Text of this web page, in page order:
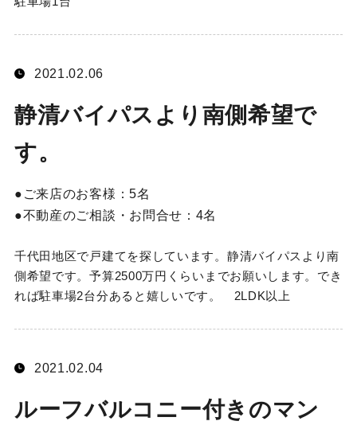
2021.02.06
静清バイパスより南側希望で
す。
ご来店のお客様：5名
不動産のご相談・お問合せ： 4名
千代田地区で戸建てを探しています。静清バイパスより南
側希望です。予算2500万円くらいまでお願いします。でき
れば駐車場2台分あると嬉しいです。 2LDK以上
2021.02.04
ルーフバルコニー付きのマン